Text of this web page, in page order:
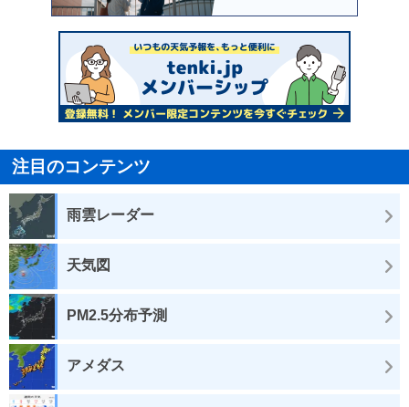
注目のコンテンツ
雨雲レーダー
天気図
PM2.5分布予測
アメダス